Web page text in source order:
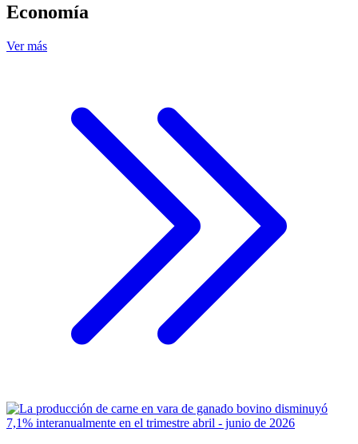
Economía
Ver más